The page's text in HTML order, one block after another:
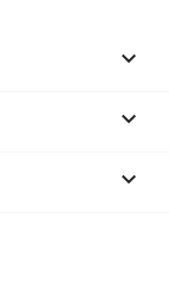


